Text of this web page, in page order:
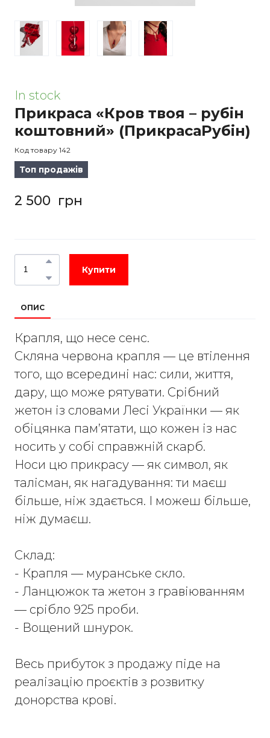
In stock
Прикраса «Кров твоя – рубін
коштовний» (ПрикрасаРубін)
Код товару 142
Топ продажів
2 500  грн
Купити
ОПИС
Крапля, що несе сенс.
Скляна червона крапля — це втілення
того, що всередині нас: сили, життя,
дару, що може рятувати. Срібний
жетон із словами Лесі Українки — як
обіцянка пам’ятати, що кожен із нас
носить у собі справжній скарб.
Носи цю прикрасу — як символ, як
талісман, як нагадування: ти маєш
більше, ніж здається. І можеш більше,
ніж думаєш.
Склад:
- Крапля — муранське скло.
- Ланцюжок та жетон з гравіюванням
— срібло 925 проби.
- Вощений шнурок.
Весь прибуток з продажу піде на
реалізацію проєктів з розвитку
донорства крові.